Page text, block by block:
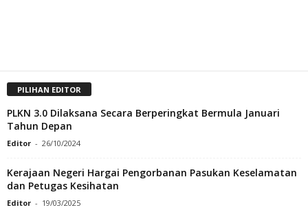
PILIHAN EDITOR
PLKN 3.0 Dilaksana Secara Berperingkat Bermula Januari
Tahun Depan
Editor - 26/10/2024
Kerajaan Negeri Hargai Pengorbanan Pasukan Keselamatan
dan Petugas Kesihatan
Editor - 19/03/2025